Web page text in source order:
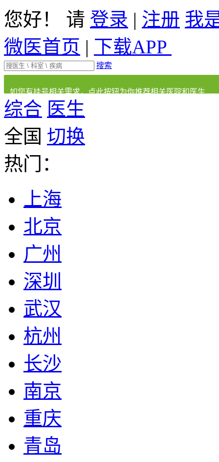
您好！ 请 登录 | 注册 我
微医首页 | 下载APP
搜索
如您有挂号相关需求，点此按钮为你推荐相关医院和医生
综合 医生
全国 切换
热门：
上海
北京
广州
深圳
武汉
杭州
长沙
南京
重庆
青岛